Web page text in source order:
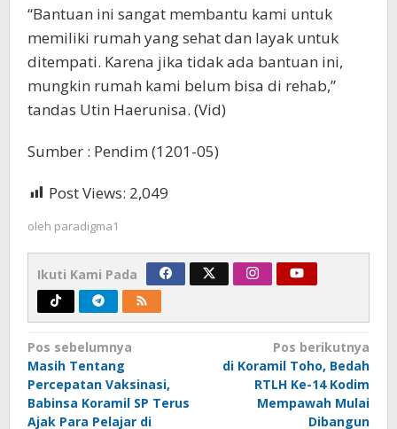
“Bantuan ini sangat membantu kami untuk
memiliki rumah yang sehat dan layak untuk
ditempati. Karena jika tidak ada bantuan ini,
mungkin rumah kami belum bisa di rehab,”
tandas Utin Haerunisa. (Vid)
Sumber : Pendim (1201-05)
Post Views: 2,049
oleh paradigma1
Ikuti Kami Pada
Navigasi
pos
Pos sebelumnya
Masih Tentang
Percepatan Vaksinasi,
Babinsa Koramil SP Terus
Ajak Para Pelajar di
Pos berikutnya
di Koramil Toho, Bedah
RTLH Ke-14 Kodim
Mempawah Mulai
Dibangun